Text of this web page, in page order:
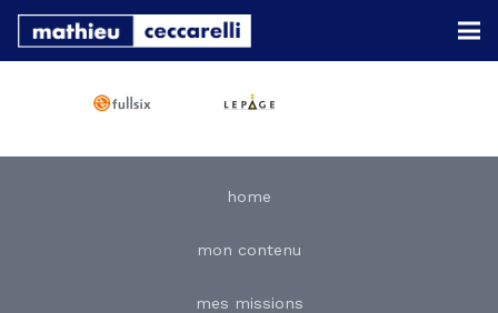
home
mon contenu
mes missions